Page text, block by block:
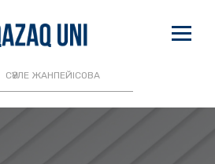
СӘУЛЕ ЖАНПЕЙІСОВА